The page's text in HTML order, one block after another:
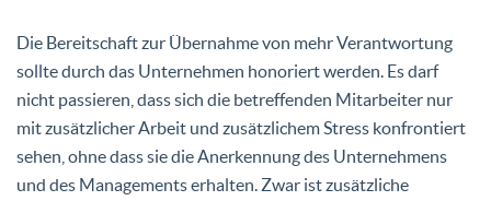
Die Bereitschaft zur Übernahme von mehr Verantwortung
sollte durch das Unternehmen honoriert werden. Es darf
nicht passieren, dass sich die betreffenden Mitarbeiter nur
mit zusätzlicher Arbeit und zusätzlichem Stress konfrontiert
sehen, ohne dass sie die Anerkennung des Unternehmens
und des Managements erhalten. Zwar ist zusätzliche